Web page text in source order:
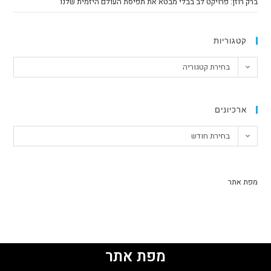
קטגוריות
בחירת קטגוריה
ארכיונים
בחירת חודש
מפת אתר
מפת אתר